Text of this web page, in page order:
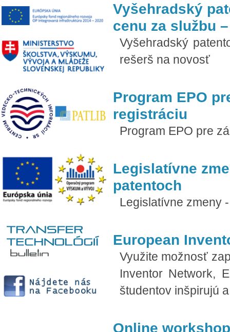
Vyšehradský
cenu za službu
Vyšehradský
rešerš na novosť
Program EPO
registráciu
Program EPO pre
Legislatívne
patentoch
Legislatívne zmeny
European
Využite možnosť
Inventor Network,
študentov inšpirujú
Online